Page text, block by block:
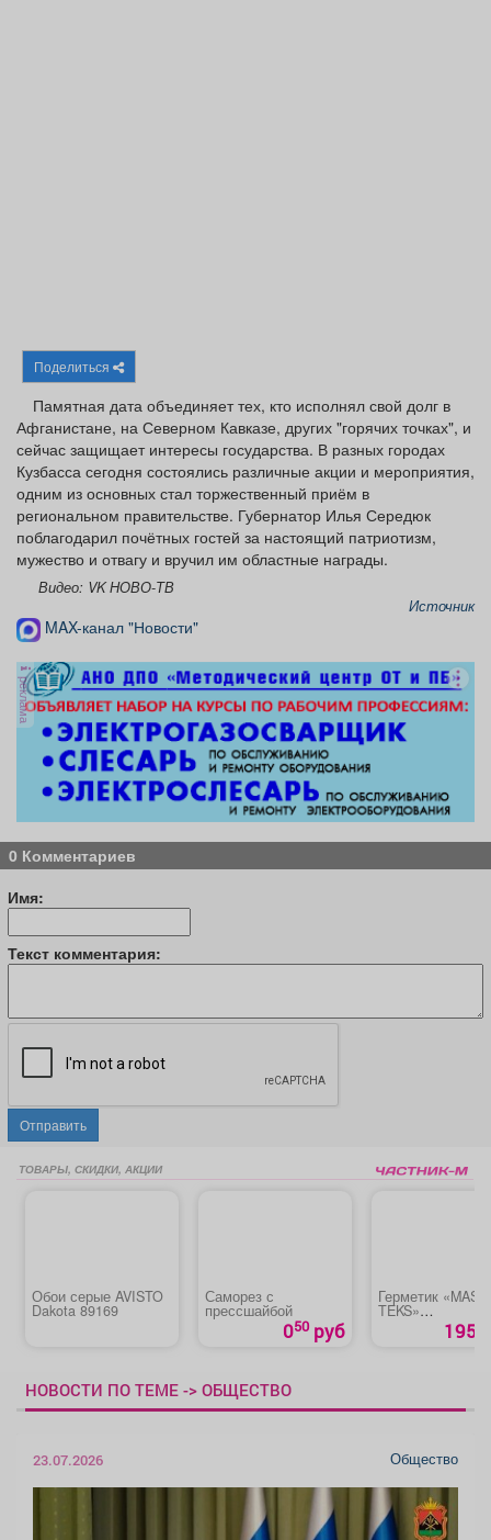
Поделиться
Памятная дата объединяет тех, кто исполнял свой долг в
Афганистане, на Северном Кавказе, других "горячих точках", и
сейчас защищает интересы государства. В разных городах
Кузбасса сегодня состоялись различные акции и мероприятия,
одним из основных стал торжественный приём в
региональном правительстве. Губернатор Илья Середюк
поблагодарил почётных гостей за настоящий патриотизм,
мужество и отвагу и вручил им областные награды.
Видео: VK НОВО-ТВ
Источник
MAX-канал "Новости"
реклама
0 Комментариев
Имя:
Текст комментария:
Отправить
ТОВАРЫ, СКИДКИ, АКЦИИ
Обои серые AVISTO
Dakota 89169
Саморез с
прессшайбой
050 руб
Герметик
TEKS»
универсальный
195
НОВОСТИ ПО ТЕМЕ -> ОБЩЕСТВО
23.07.2026 Общество